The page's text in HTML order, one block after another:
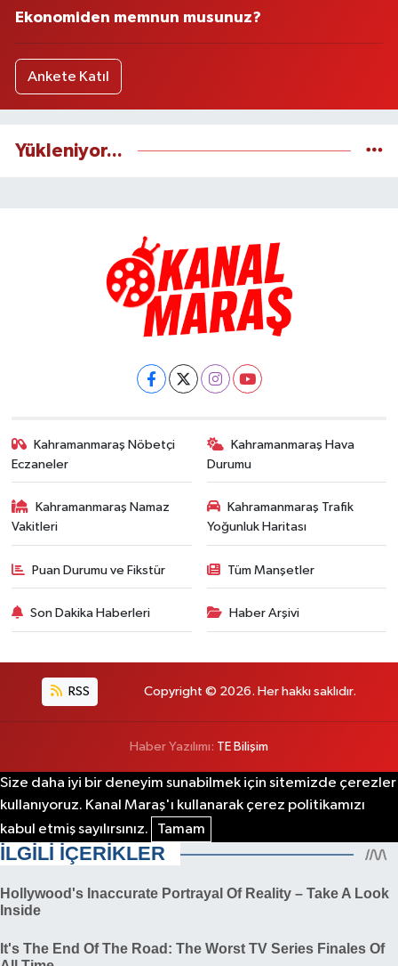
Ekonomiden memnun musunuz?
Ankete Katıl
Yükleniyor...
Kahramanmaraş Nöbetçi
Eczaneler
Kahramanmaraş Hava
Durumu
Kahramanmaraş Namaz
Vakitleri
Kahramanmaraş Trafik
Yoğunluk Haritası
Puan Durumu ve Fikstür Tüm Manşetler
Son Dakika Haberleri Haber Arşivi
RSS Copyright © 2026. Her hakkı saklıdır.
Haber Yazılımı: TE Bilişim
Size daha iyi bir deneyim sunabilmek için sitemizde çerezler
kullanıyoruz. Kanal Maraş'ı kullanarak çerez politikamızı
kabul etmiş sayılırsınız.
Tamam